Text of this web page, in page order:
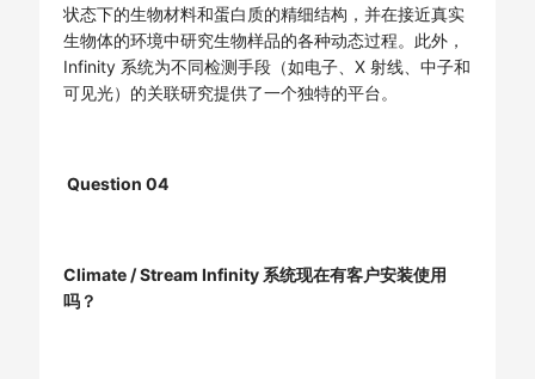
状态下的生物材料和蛋白质的精细结构，并在接近真实
生物体的环境中研究生物样品的各种动态过程。此外，
Infinity 系统为不同检测手段（如电子、X 射线、中子和
可见光）的关联研究提供了一个独特的平台。
Question 04
Climate / Stream Infinity 系统现在有客户安装使用
吗？